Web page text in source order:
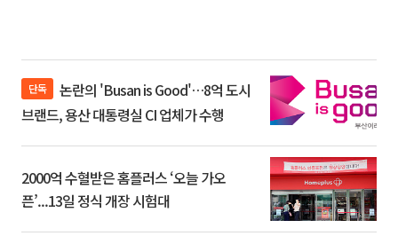
단독
브랜드, 용산 대통령실 CI 업체가 수행
2000억 수혈받은 홈플러스 ‘오늘 가오
픈’...13일 정식 개장 시험대